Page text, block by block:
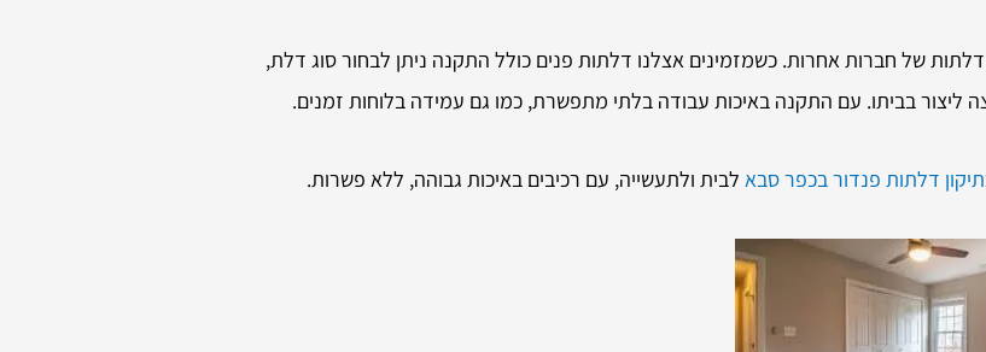
של חברות אחרות. כשמזמינים אצלנו דלתות פנים כולל התקנה ניתן לבחור סוג דלת,
ליצור בביתו. עם התקנה באיכות עבודה בלתי מתפשרת, כמו גם עמידה בלוחות זמנים.
תיקון דלתות פנדור בכפר סבא לבית ולתעשייה, עם רכיבים באיכות גבוהה, ללא פשרות.